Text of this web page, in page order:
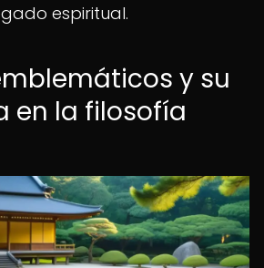
espiritual.
y su
en la filosofía